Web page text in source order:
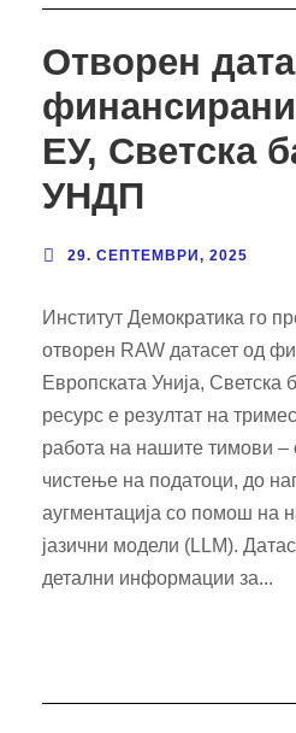
Отворен
ЕУ, Светска
УНДП
29. СЕПТЕМВРИ, 2025
Институт Демократика го
отворен RAW датасет од
Европската Унија,
ресурс е резултат на
работа на нашите тимови –
чистење на податоци, до
аугментација со помош на
јазични модели (LLM).
детални информации за...